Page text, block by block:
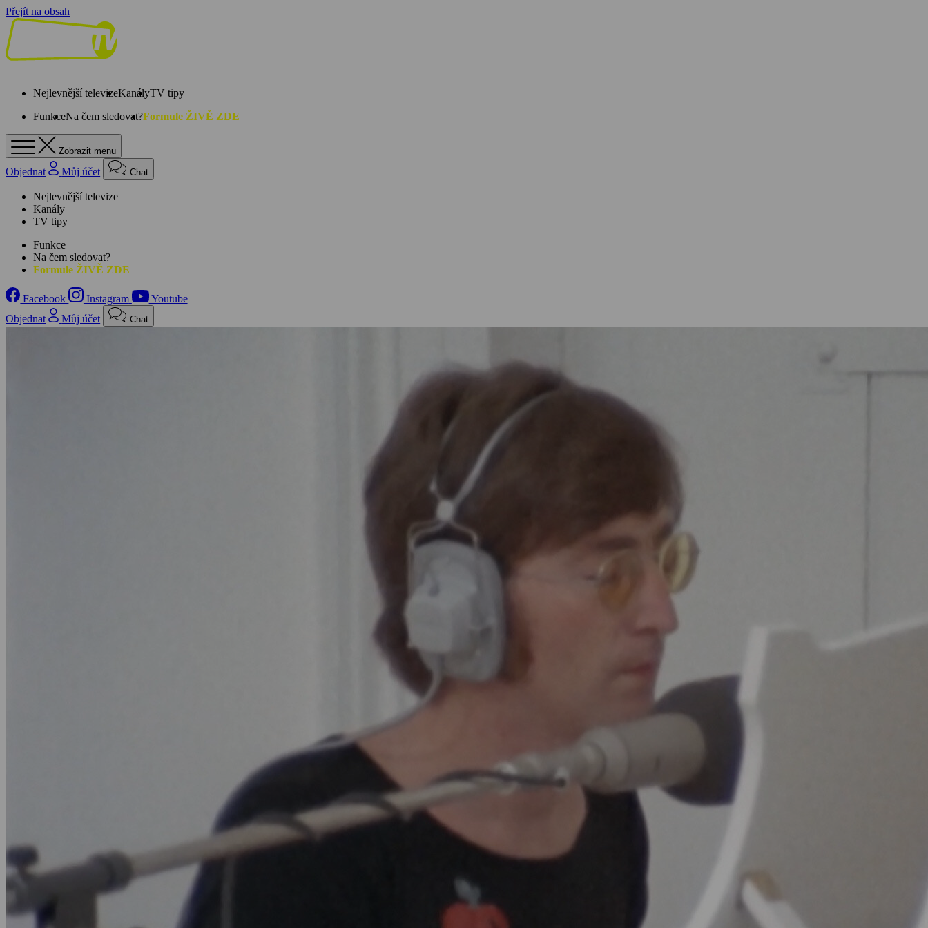
Přejít na obsah
Nejlevnější televizeKanályTV tipy
FunkceNa čem sledovat?Formule ŽIVĚ ZDE
Zobrazit menu
Objednat Můj účet Chat
Nejlevnější televize
Kanály
TV tipy
Funkce
Na čem sledovat?
Formule ŽIVĚ ZDE
Facebook Instagram
Youtube
Objednat
Můj účet Chat